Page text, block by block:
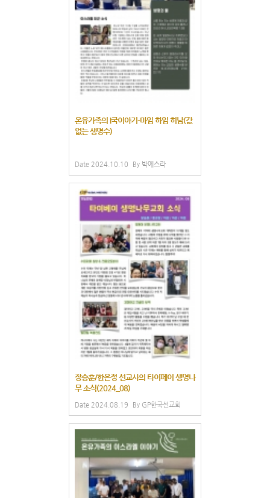
온유가족의 I국이야기-마임 하임 히남(값
없는 생명수)
Date 2024.10.10 By 박에스라
장승훈/한은정 선교사의 타이페이 생명나
무 소식(2024_08)
Date 2024.08.19 By GP한국선교회